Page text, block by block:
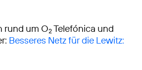
rund um O2Telefónica und
Besseres Netz für die Lewitz: